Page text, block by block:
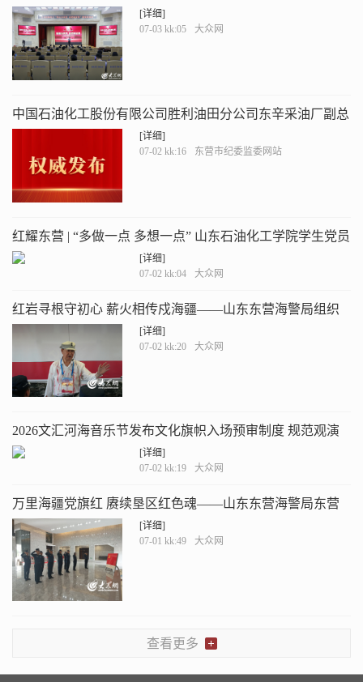
[详细]
07-03 kk:05
大众网
中国石油化工股份有限公司胜利油田分公司东辛采油厂副总
工程师闫乃刚接受纪律审查和监察调查
[详细]
07-02 kk:16
东营市纪委监委网站
红耀东营 | “多做一点 多想一点” 山东石油化工学院学生党员
申乐乐的信仰答卷
[详细]
07-02 kk:04
大众网
红岩寻根守初心 薪火相传戍海疆——山东东营海警局组织
“红岩艇上说红岩”主题党日活动
[详细]
07-02 kk:20
大众网
2026文汇河海音乐节发布文化旗帜入场预审制度 规范观演
秩序
[详细]
07-02 kk:19
大众网
万里海疆党旗红 赓续垦区红色魂——山东东营海警局东营
港工作站联合执法艇开展“七一”主题党日活动
[详细]
07-01 kk:49
大众网
查看更多